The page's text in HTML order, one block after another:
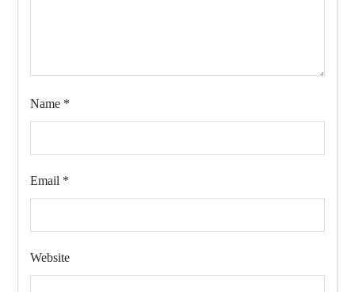
Name *
Email *
Website